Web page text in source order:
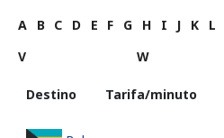
A B C D E F G H I J K L
V
W
Destino Tarifa/minuto